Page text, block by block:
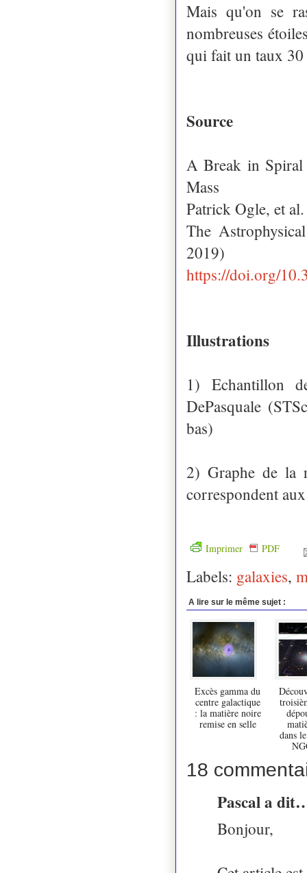
Mais qu'on se
nombreuses
qui fait un taux 30
Source
A Break in
Mass
Patrick Ogle, et al.
The
2019)
https://doi.org/
Illustrations
1) Echantillon
DePasquale
bas)
2) Graphe de la
correspondent
Imprimer PDF
Labels: galaxies,
A lire sur le même sujet :
Excès gamma du
centre galactique
: la matière noire
remise en selle
dans
18
Pascal a
Bonjour,